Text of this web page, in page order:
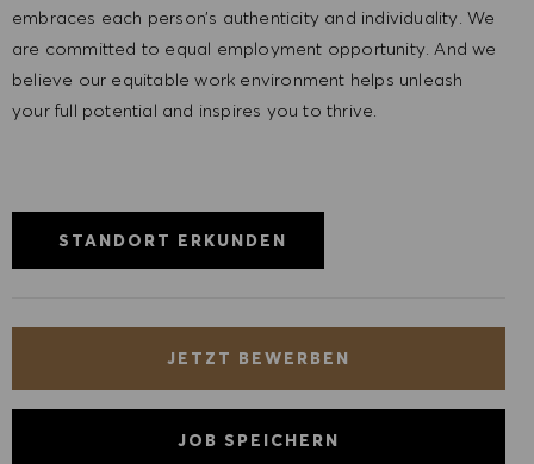
embraces each person’s authenticity and individuality. We
are committed to equal employment opportunity. And we
believe our equitable work environment helps unleash
your full potential and inspires you to thrive.
STANDORT ERKUNDEN
JETZT BEWERBEN
JOB SPEICHERN